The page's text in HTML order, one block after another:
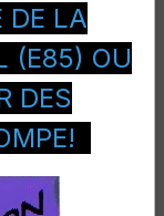
DE LA
(E85) OU
DES